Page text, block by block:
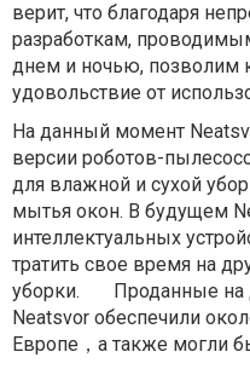
верит, что благодаря
разработкам,
днем и ночью, позволим
удовольствие от
На данный момент
версии роботов-
для влажной и сухой
мытья окон. В будущем
интеллектуальных
тратить свое время на
уборки. Проданные на
Neatsvor обеспечили
Европе，а также могли